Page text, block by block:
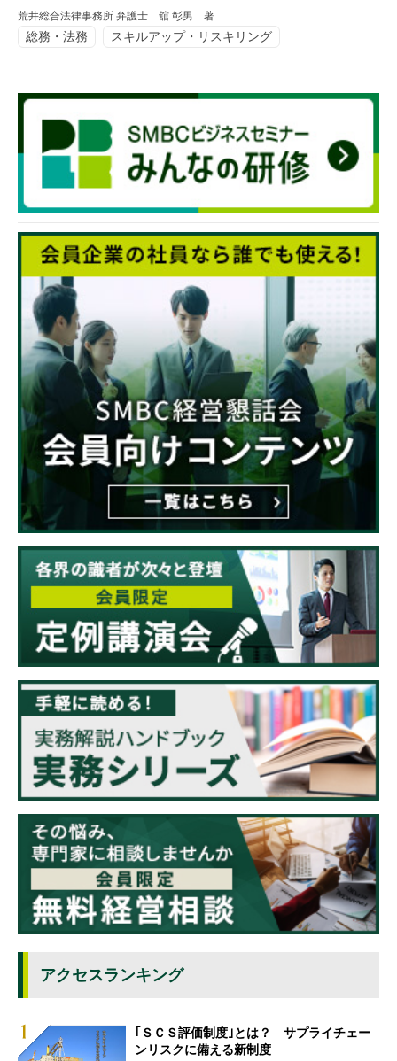
荒井総合法律事務所 弁護士 舘 彰男 著
総務・法務 スキルアップ・リスキリング
アクセスランキング
｢ＳＣＳ評価制度｣とは？ サプライチェー
ンリスクに備える新制度